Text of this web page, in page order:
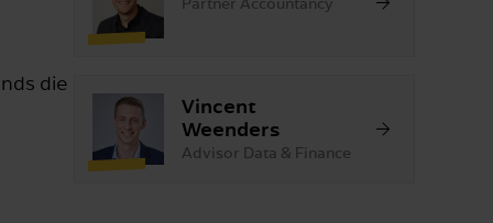
die
Vincent
Weenders
Advisor Data & Finance